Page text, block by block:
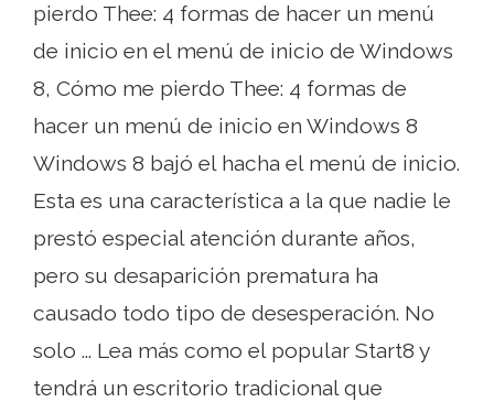
pierdo Thee: 4 formas de hacer un menú
de inicio en el menú de inicio de Windows
8, Cómo me pierdo Thee: 4 formas de
hacer un menú de inicio en Windows 8
Windows 8 bajó el hacha el menú de inicio.
Esta es una característica a la que nadie le
prestó especial atención durante años,
pero su desaparición prematura ha
causado todo tipo de desesperación. No
solo ... Lea más como el popular Start8 y
tendrá un escritorio tradicional que